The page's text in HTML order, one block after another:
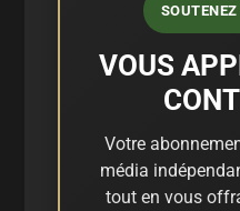
VOUS
Votre
média
tout en vous